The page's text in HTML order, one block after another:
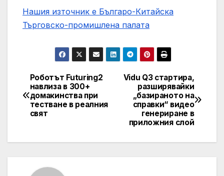
Нашия източник е Българо-Китайска
Търговско-промишлена палaта
Post
navigation
Vidu Q3 стартира,
разширявайки
„базираното на
справки“ видео
генериране в
приложния слой
Роботът Futuring2
навлиза в 300+
домакинства при
тестване в реалния
свят